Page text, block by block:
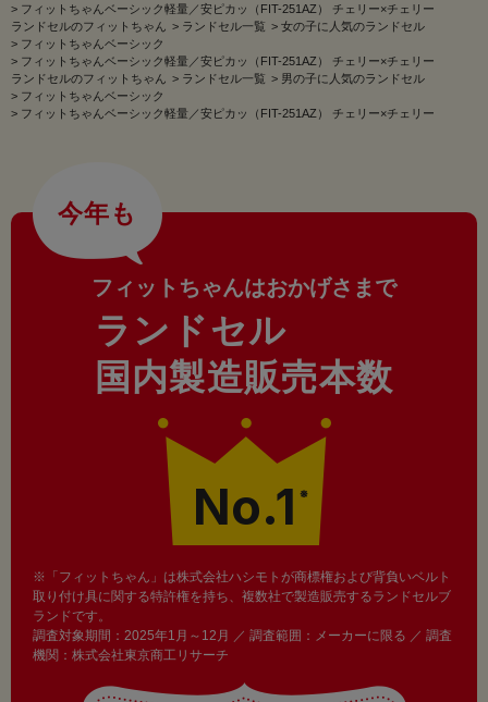
> フィットちゃんベーシック軽量／安ピカッ（FIT-251AZ） チェリー×チェリー
ランドセルのフィットちゃん > ランドセル一覧 > 女の子に人気のランドセル
> フィットちゃんベーシック
> フィットちゃんベーシック軽量／安ピカッ（FIT-251AZ） チェリー×チェリー
ランドセルのフィットちゃん > ランドセル一覧 > 男の子に人気のランドセル
> フィットちゃんベーシック
> フィットちゃんベーシック軽量／安ピカッ（FIT-251AZ） チェリー×チェリー
今年も
フィットちゃんはおかげさまで
ランドセル
国内製造販売本数
No.1 ※
※「フィットちゃん」は株式会社ハシモトが商標権および背負いベルト
取り付け具に関する特許権を持ち、複数社で製造販売するランドセルブ
ランドです。
調査対象期間：2025年1月～12月 ／ 調査範囲：メーカーに限る ／ 調査
機関：株式会社東京商工リサーチ